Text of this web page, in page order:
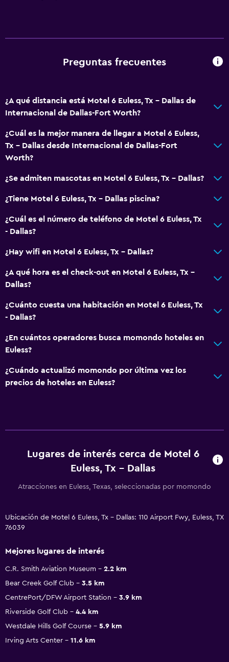
Preguntas frecuentes
¿A qué distancia está Motel 6 Euless, Tx - Dallas de
Internacional de Dallas-Fort Worth?
¿Cuál es la mejor manera de llegar a Motel 6 Euless,
Tx - Dallas desde Internacional de Dallas-Fort
Worth?
¿Se admiten mascotas en Motel 6 Euless, Tx - Dallas?
¿Tiene Motel 6 Euless, Tx - Dallas piscina?
¿Cuál es el número de teléfono de Motel 6 Euless, Tx
- Dallas?
¿Hay wifi en Motel 6 Euless, Tx - Dallas?
¿A qué hora es el check-out en Motel 6 Euless, Tx -
Dallas?
¿Cuánto cuesta una habitación en Motel 6 Euless, Tx
- Dallas?
¿En cuántos operadores busca momondo hoteles en
Euless?
¿Cuándo actualizó momondo por última vez los
precios de hoteles en Euless?
Lugares de interés cerca de Motel 6
Euless, Tx - Dallas
Atracciones en Euless, Texas, seleccionadas por momondo
Ubicación de Motel 6 Euless, Tx - Dallas: 110 Airport Fwy, Euless, TX
76039
Mejores lugares de interés
C.R. Smith Aviation Museum
2.2 km
Bear Creek Golf Club
3.5 km
CentrePort/DFW Airport Station
3.9 km
Riverside Golf Club
4.4 km
Westdale Hills Golf Course
5.9 km
Irving Arts Center
11.6 km